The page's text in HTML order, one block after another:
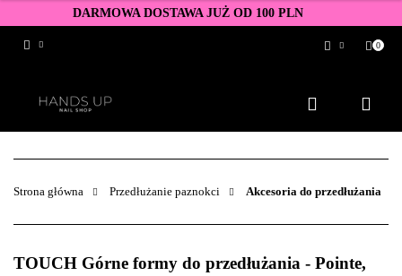
DARMOWA DOSTAWA JUŻ OD 100 PLN
Zarejestruj się
Dodaj zgłoszenie
Zgody cookies
0
Strona główna Przedłużanie paznokci Akcesoria do przedłużania
TOUCH Górne formy do przedłużania - Pointe,